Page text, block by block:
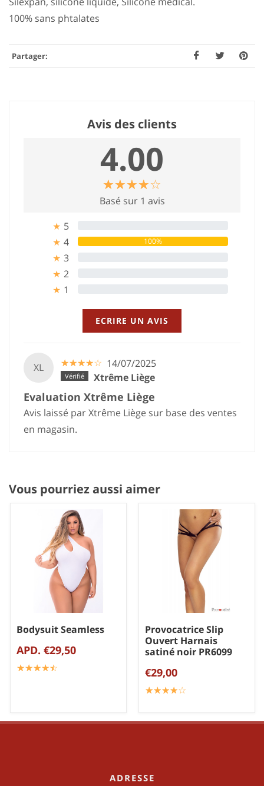
100% sans phtalates
Partager:
Avis des clients
4.00
☆☆☆☆☆
★★★★★
Basé sur 1 avis
★ 5
★ 4 100%
★ 3
★ 2
★ 1
ECRIRE UN AVIS
XL ☆☆☆☆☆
★★★★★ 14/07/2025
Xtrême Liège
Evaluation Xtrême Liège
Avis laissé par Xtrême Liège sur base des ventes
en magasin.
Vous pourriez aussi aimer
Bodysuit Seamless
APD. €29,50
☆☆☆☆☆
★★★★★
Provocatrice Slip
Ouvert Harnais
satiné noir PR6099
€29,00
☆☆☆☆☆
★★★★★
ADRESSE